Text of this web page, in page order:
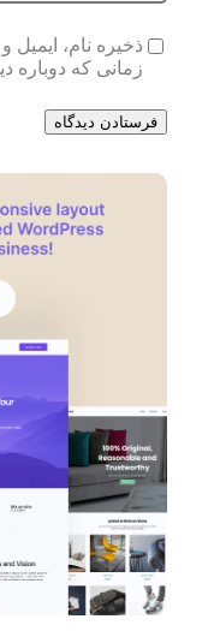
ذخیره نام،
زمانی که دوباره